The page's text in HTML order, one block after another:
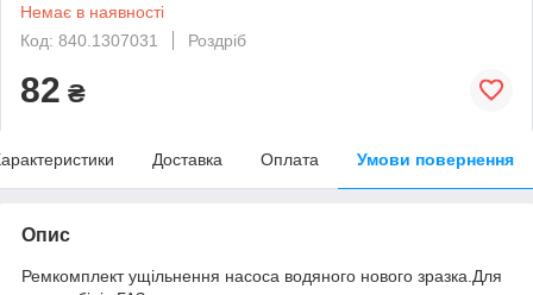
Немає в наявності
Код: 840.1307031
Роздріб
82 ₴
Доставка Оплата Умови повернення
Опис
Ремкомплект ущільнення насоса водяного нового зразка.Для